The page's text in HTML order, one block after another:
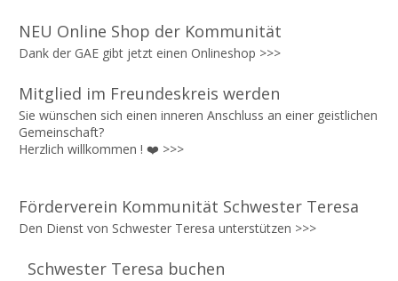
NEU Online Shop der Kommunität
Dank der GAE gibt jetzt einen Onlineshop >>>
Mitglied im Freundeskreis werden
Sie wünschen sich einen inneren Anschluss an einer geistlichen
Gemeinschaft?
Herzlich willkommen ! ❤️ >>>
Förderverein Kommunität Schwester Teresa
Den Dienst von Schwester Teresa unterstützen >>>
Schwester Teresa buchen